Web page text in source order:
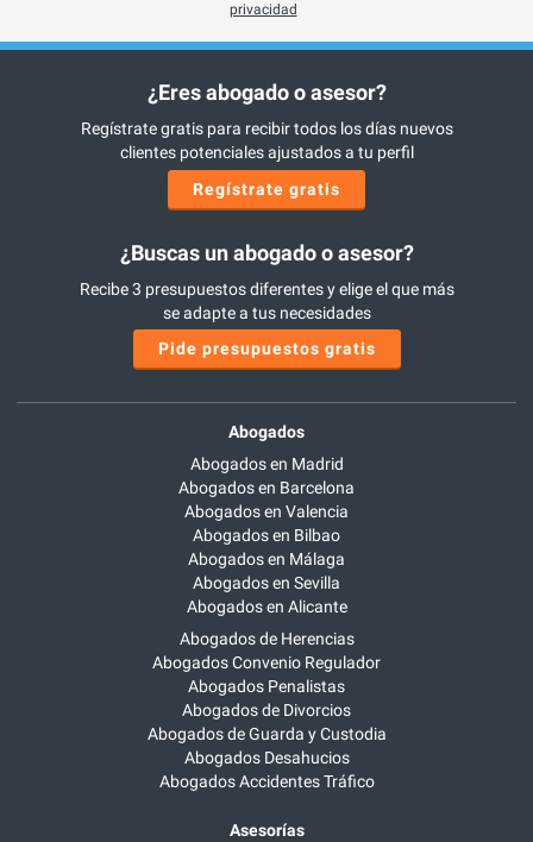
privacidad
¿Eres abogado o asesor?
Regístrate gratis para recibir todos los días nuevos
clientes potenciales ajustados a tu perfil
Regístrate gratis
¿Buscas un abogado o asesor?
Recibe 3 presupuestos diferentes y elige el que más
se adapte a tus necesidades
Pide presupuestos gratis
Abogados
Abogados en Madrid
Abogados en Barcelona
Abogados en Valencia
Abogados en Bilbao
Abogados en Málaga
Abogados en Sevilla
Abogados en Alicante
Abogados de Herencias
Abogados Convenio Regulador
Abogados Penalistas
Abogados de Divorcios
Abogados de Guarda y Custodia
Abogados Desahucios
Abogados Accidentes Tráfico
Asesorías